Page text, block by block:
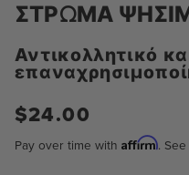
ΣΤΡΏΜΑ
Αντικολλητικό
Κανονική
$24.00
Pay over time with Affirm.